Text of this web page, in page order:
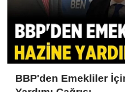
BBP'den Emekliler